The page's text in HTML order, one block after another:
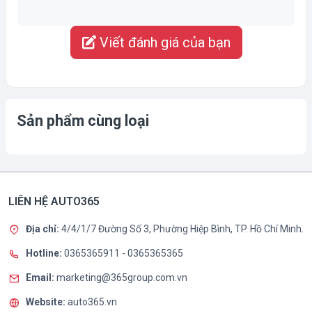
Viết đánh giá của bạn
Sản phẩm cùng loại
LIÊN HỆ AUTO365
Địa chỉ: 4/4/1/7 Đường Số 3, Phường Hiệp Bình, TP. Hồ Chí Minh.
Hotline: 0365365911 - 0365365365
Email: marketing@365group.com.vn
Website: auto365.vn